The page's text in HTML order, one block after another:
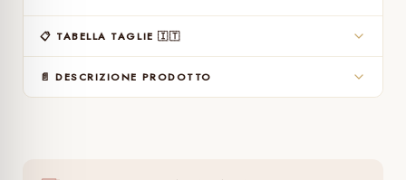
📋 TABELLA TAGLIE 🇮🇹
📄 DESCRIZIONE PRODOTTO